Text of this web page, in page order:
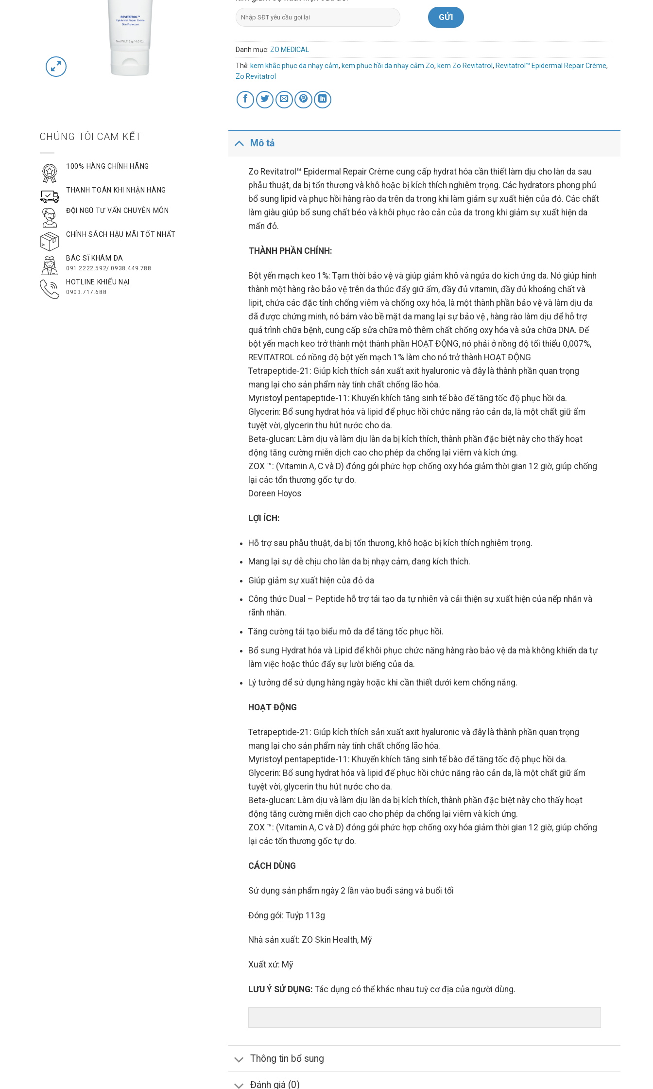
Danh mục: ZO MEDICAL
Thẻ: kem khắc phục da nhạy cảm, kem phục hồi da nhạy cảm Zo, kem Zo Revitatrol, Revitatrol™ Epidermal Repair Crème,
Zo Revitatrol
CHÚNG TÔI CAM KẾT
100% HÀNG CHÍNH HÃNG
THANH TOÁN KHI NHẬN HÀNG
ĐỘI NGŨ TƯ VẤN CHUYÊN MÔN
CHÍNH SÁCH HẬU MÃI TỐT NHẤT
BÁC SĨ KHÁM DA
091.2222.592/ 0938.449.788
HOTLINE KHIẾU NẠI
0903.717.688
Mô tả
Zo Revitatrol™ Epidermal Repair Crème cung cấp hydrat hóa cần thiết làm dịu cho làn da sau
phẫu thuật, da bị tổn thương và khô hoặc bị kích thích nghiêm trọng. Các hydrators phong phú
bổ sung lipid và phục hồi hàng rào da trên da trong khi làm giảm sự xuất hiện của đỏ. Các chất
làm giàu giúp bổ sung chất béo và khôi phục rào cản của da trong khi giảm sự xuất hiện da
mẩn đỏ.
THÀNH PHẦN CHÍNH:
Bột yến mạch keo 1%: Tạm thời bảo vệ và giúp giảm khô và ngứa do kích ứng da. Nó giúp hình
thành một hàng rào bảo vệ trên da thúc đẩy giữ ẩm, đầy đủ vitamin, đầy đủ khoáng chất và
lipit, chứa các đặc tính chống viêm và chống oxy hóa, là một thành phần bảo vệ và làm dịu da
đã được chứng minh, nó bám vào bề mặt da mang lại sự bảo vệ , hàng rào làm dịu để hỗ trợ
quá trình chữa bệnh, cung cấp sửa chữa mô thêm chất chống oxy hóa và sửa chữa DNA. Để
bột yến mạch keo trở thành một thành phần HOẠT ĐỘNG, nó phải ở nồng độ tối thiểu 0,007%,
REVITATROL có nồng độ bột yến mạch 1% làm cho nó trở thành HOẠT ĐỘNG
Tetrapeptide-21: Giúp kích thích sản xuất axit hyaluronic và đây là thành phần quan trọng
mang lại cho sản phẩm này tính chất chống lão hóa.
Myristoyl pentapeptide-11: Khuyến khích tăng sinh tế bào để tăng tốc độ phục hồi da.
Glycerin: Bổ sung hydrat hóa và lipid để phục hồi chức năng rào cản da, là một chất giữ ẩm
tuyệt vời, glycerin thu hút nước cho da.
Beta-glucan: Làm dịu và làm dịu làn da bị kích thích, thành phần đặc biệt này cho thấy hoạt
động tăng cường miễn dịch cao cho phép da chống lại viêm và kích ứng.
ZOX ™: (Vitamin A, C và D) đóng gói phức hợp chống oxy hóa giảm thời gian 12 giờ, giúp chống
lại các tổn thương gốc tự do.
Doreen Hoyos
LỢI ÍCH:
Hỗ trợ sau phẫu thuật, da bị tổn thương, khô hoặc bị kích thích nghiêm trọng.
Mang lại sự dễ chịu cho làn da bị nhạy cảm, đang kích thích.
Giúp giảm sự xuất hiện của đỏ da
Công thức Dual – Peptide hỗ trợ tái tạo da tự nhiên và cải thiện sự xuất hiện của nếp nhăn và
rãnh nhăn.
Tăng cường tái tạo biểu mô da để tăng tốc phục hồi.
Bổ sung Hydrat hóa và Lipid để khôi phục chức năng hàng rào bảo vệ da mà không khiến da tự
làm việc hoặc thúc đẩy sự lười biếng của da.
Lý tưởng để sử dụng hàng ngày hoặc khi cần thiết dưới kem chống nắng.
HOẠT ĐỘNG
Tetrapeptide-21: Giúp kích thích sản xuất axit hyaluronic và đây là thành phần quan trọng
mang lại cho sản phẩm này tính chất chống lão hóa.
Myristoyl pentapeptide-11: Khuyến khích tăng sinh tế bào để tăng tốc độ phục hồi da.
Glycerin: Bổ sung hydrat hóa và lipid để phục hồi chức năng rào cản da, là một chất giữ ẩm
tuyệt vời, glycerin thu hút nước cho da.
Beta-glucan: Làm dịu và làm dịu làn da bị kích thích, thành phần đặc biệt này cho thấy hoạt
động tăng cường miễn dịch cao cho phép da chống lại viêm và kích ứng.
ZOX ™: (Vitamin A, C và D) đóng gói phức hợp chống oxy hóa giảm thời gian 12 giờ, giúp chống
lại các tổn thương gốc tự do.
CÁCH DÙNG
Sử dụng sản phẩm ngày 2 lần vào buổi sáng và buổi tối
Đóng gói: Tuýp 113g
Nhà sản xuất: ZO Skin Health, Mỹ
Xuất xứ: Mỹ
LƯU Ý SỬ DỤNG: Tác dụng có thể khác nhau tuỳ cơ địa của người dùng.
Thông tin bổ sung
Đánh giá (0)